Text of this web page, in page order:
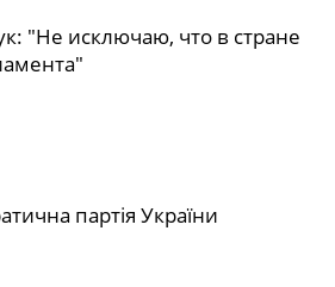
"Не исключаю, что в стране
партія України